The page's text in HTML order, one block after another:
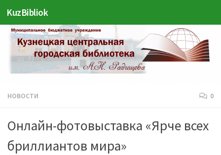
Перейти к содержимому
KuzBibliok
НОВОСТИ 0
Онлайн-фотовыставка «Ярче всех
бриллиантов мира»